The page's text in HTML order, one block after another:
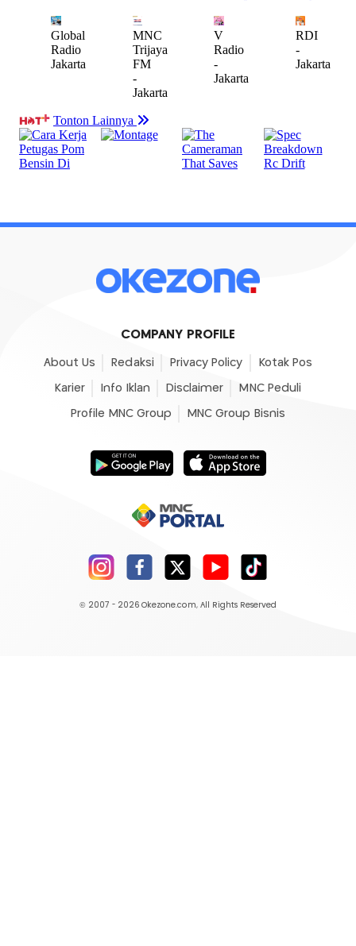
COMPANY PROFILE
About Us Redaksi Privacy Policy Kotak Pos
Karier Info Iklan Disclaimer MNC Peduli
Profile MNC Group MNC Group Bisnis
© 2007 - 2026 Okezone.com, All Rights Reserved